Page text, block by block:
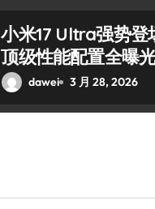
小米17 Ultra强势登
顶级性能配置全曝光
dawei 3 月 28, 2026